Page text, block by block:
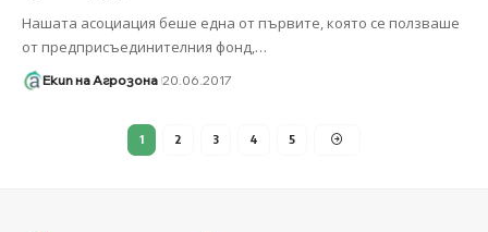
Нашата асоциация беше една от първите, която се ползваше
от предприсъединителния фонд,…
Екип на Агрозона 20.06.2017
1 2 3 4 5